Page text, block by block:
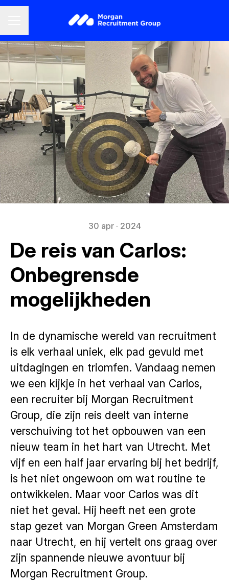
30 apr · 2024
De reis van Carlos:
Onbegrensde
mogelijkheden
In de dynamische wereld van recruitment
is elk verhaal uniek, elk pad gevuld met
uitdagingen en triomfen. Vandaag nemen
we een kijkje in het verhaal van Carlos,
een recruiter bij Morgan Recruitment
Group, die zijn reis deelt van interne
verschuiving tot het opbouwen van een
nieuw team in het hart van Utrecht. Met
vijf en een half jaar ervaring bij het bedrijf,
is het niet ongewoon om wat routine te
ontwikkelen. Maar voor Carlos was dit
niet het geval. Hij heeft net een grote
stap gezet van Morgan Green Amsterdam
naar Utrecht, en hij vertelt ons graag over
zijn spannende nieuwe avontuur bij
Morgan Recruitment Group.